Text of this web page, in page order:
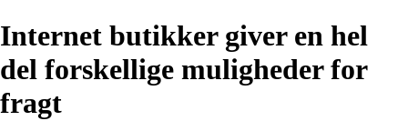
Internet butikker giver en hel
del forskellige muligheder for
fragt